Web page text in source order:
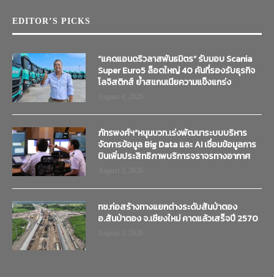
EDITOR’S PICKS
“แคดแอนดริวลาสพันธมิตร” รับมอบ Scania
Super Euro5 ล็อตใหญ่ 40 คันที่รองรับธุรกิจ
โลจิสติกส์ ย้ำสแกนเนียความแข็งแกร่ง
ภัทรพงศ์ฯ”หนุนบวท.เร่งพัฒนาระบบบริหาร
จัดการข้อมูล Big Data และ AI เชื่อมข้อมูลการ
บินเพิ่มประสิทธิภาพบริการจราจรทางอากาศ
ทช.ก่อสร้างทางแยกต่างระดับสันป่าตอง
อ.สันป่าตอง จ.เชียงใหม่ คาดแล้วเสร็จปี 2570